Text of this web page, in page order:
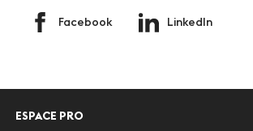
Facebook LinkedIn
ESPACE PRO